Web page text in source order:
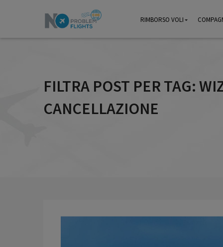
RIMBORSO VOLI
RIMBORSO VOLI
FILTRA POST PER TAG:
CANCELLAZIONE